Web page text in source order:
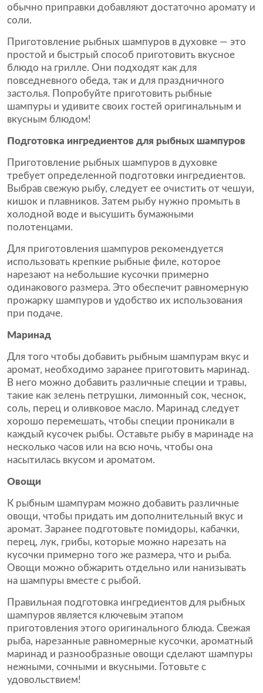
обычно приправки добавляют достаточно аромату и
соли.
Приготовление рыбных шампуров в духовке — это
простой и быстрый способ приготовить вкусное
блюдо на грилле. Они подходят как для
повседневного обеда, так и для праздничного
застолья. Попробуйте приготовить рыбные
шампуры и удивите своих гостей оригинальным и
вкусным блюдом!
Подготовка ингредиентов для рыбных шампуров
Приготовление рыбных шампуров в духовке
требует определенной подготовки ингредиентов.
Выбрав свежую рыбу, следует ее очистить от чешуи,
кишок и плавников. Затем рыбу нужно промыть в
холодной воде и высушить бумажными
полотенцами.
Для приготовления шампуров рекомендуется
использовать крепкие рыбные филе, которое
нарезают на небольшие кусочки примерно
одинакового размера. Это обеспечит равномерную
прожарку шампуров и удобство их использования
при подаче.
Маринад
Для того чтобы добавить рыбным шампурам вкус и
аромат, необходимо заранее приготовить маринад.
В него можно добавить различные специи и травы,
такие как зелень петрушки, лимонный сок, чеснок,
соль, перец и оливковое масло. Маринад следует
хорошо перемешать, чтобы специи проникали в
каждый кусочек рыбы. Оставьте рыбу в маринаде на
несколько часов или на всю ночь, чтобы она
насытилась вкусом и ароматом.
Овощи
К рыбным шампурам можно добавить различные
овощи, чтобы придать им дополнительный вкус и
аромат. Заранее подготовьте помидоры, кабачки,
перец, лук, грибы, которые можно нарезать на
кусочки примерно того же размера, что и рыба.
Овощи можно обжарить отдельно или нанизывать
на шампуры вместе с рыбой.
Правильная подготовка ингредиентов для рыбных
шампуров является ключевым этапом
приготовления этого оригинального блюда. Свежая
рыба, нарезанные равномерные кусочки, ароматный
маринад и разнообразные овощи сделают шампуры
нежными, сочными и вкусными. Готовьте с
удовольствием!